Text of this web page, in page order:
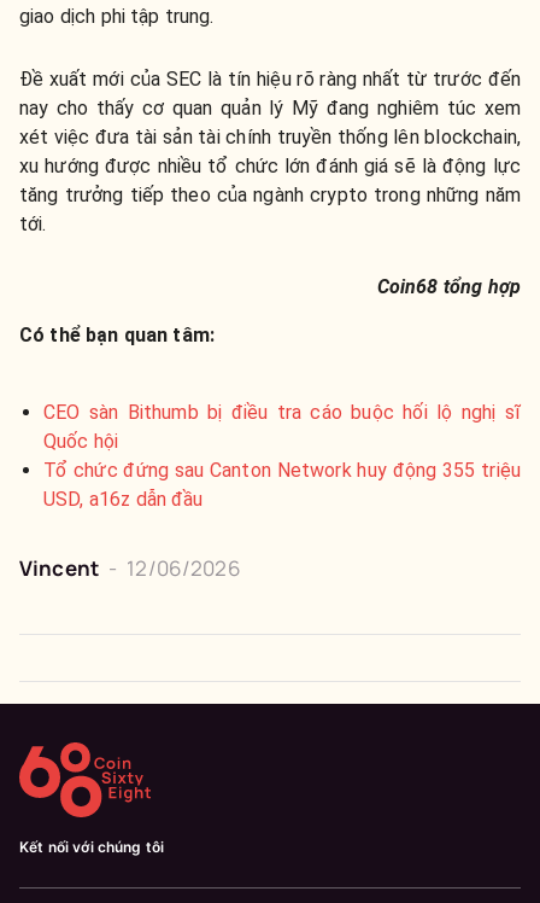
giao dịch phi tập trung.
Đề xuất mới của SEC là tín hiệu rõ ràng nhất từ trước đến
nay cho thấy cơ quan quản lý Mỹ đang nghiêm túc xem
xét việc đưa tài sản tài chính truyền thống lên blockchain,
xu hướng được nhiều tổ chức lớn đánh giá sẽ là động lực
tăng trưởng tiếp theo của ngành crypto trong những năm
tới.
Coin68 tổng hợp
Có thể bạn quan tâm:
CEO sàn Bithumb bị điều tra cáo buộc hối lộ nghị sĩ
Quốc hội
Tổ chức đứng sau Canton Network huy động 355 triệu
USD, a16z dẫn đầu
Vincent - 12/06/2026
Kết nối với chúng tôi